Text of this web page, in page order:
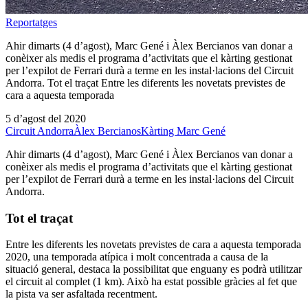
Reportatges
Ahir dimarts (4 d’agost), Marc Gené i Àlex Bercianos van donar a
conèixer als medis el programa d’activitats que el kàrting gestionat
per l’expilot de Ferrari durà a terme en les instal·lacions del Circuit
Andorra. Tot el traçat Entre les diferents les novetats previstes de
cara a aquesta temporada
5 d’agost del 2020
Circuit AndorraÀlex BercianosKàrting Marc Gené
Ahir dimarts (4 d’agost), Marc Gené i Àlex Bercianos van donar a
conèixer als medis el programa d’activitats que el kàrting gestionat
per l’expilot de Ferrari durà a terme en les instal·lacions del Circuit
Andorra.
Tot el traçat
Entre les diferents les novetats previstes de cara a aquesta temporada
2020, una temporada atípica i molt concentrada a causa de la
situació general, destaca la possibilitat que enguany es podrà utilitzar
el circuit al complet (1 km). Això ha estat possible gràcies al fet que
la pista va ser asfaltada recentment.